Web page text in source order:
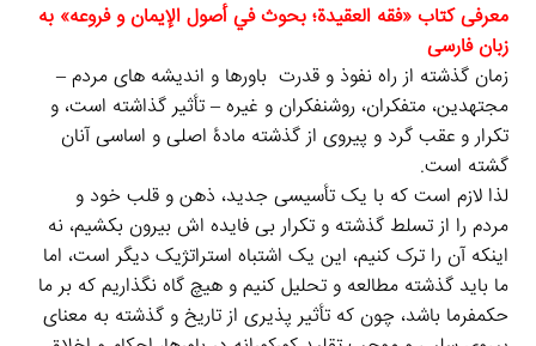
معرفی کتاب «فقه العقيدة؛ بحوث في أصول الإيمان و فروعه» به
زبان فارسی
زمان گذشته از راه نفوذ و قدرت باورها و اندیشه های مردم –
مجتهدین، متفکران، روشنفکران و غیره – تأثیر گذاشته است، و
تکرار و عقب گرد و پیروی از گذشته مادۀ اصلی و اساسی آنان
گشته است.
لذا لازم است که با یک تأسیسی جدید، ذهن و قلب خود و
مردم را از تسلط گذشته و تکرار بی فایده اش بیرون بکشیم، نه
اینکه آن را ترک کنیم، این یک اشتباه استراتژیک دیگر است، اما
ما باید گذشته مطالعه و تحلیل کنیم و هیچ گاه نگذاریم که بر ما
حکمفرما باشد، چون که تأثیر پذیری از تاریخ و گذشته به معنای